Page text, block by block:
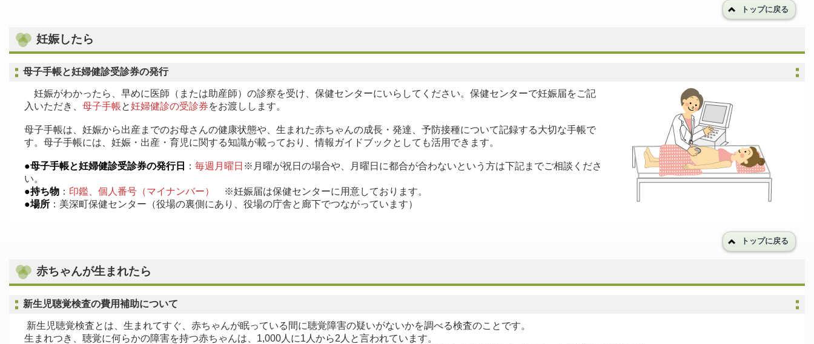
トップに戻る
妊娠したら
母子手帳と妊婦健診受診券の発行
妊娠がわかったら、早めに医師（または助産師）の診察を受け、保健センターにいらしてください。保健センターで妊娠届をご記
入いただき、 母子手帳と妊婦健診の受診券をお渡しします。
母子手帳は、妊娠から出産までのお母さんの健康状態や、生まれた赤ちゃんの成長・発達、予防接種について記録する大切な手帳で
す。母子手帳には、妊娠・出産・育児に関する知識が載っており、情報ガイドブックとしても活用できます。
●母子手帳と妊婦健診受診券の発行日 ： 毎週月曜日 ※月曜が祝日の場合や、月曜日に都合が合わないという方は下記までご相談くださ
い。
●持ち物 ： 印鑑、個人番号（マイナンバー）
※妊娠届は保健センターに用意しております。
●場所 ：美深町保健センター（役場の裏側にあり、役場の庁舎と廊下でつながっています）
トップに戻る
赤ちゃんが生まれたら
新生児聴覚検査の費用補助について
新生児聴覚検査とは、生まれてすぐ、赤ちゃんが眠っている間に聴覚障害の疑いがないかを調べる検査のことです。
生まれつき、聴覚に何らかの障害を持つ赤ちゃんは、1,000人に1人から2人と言われています。